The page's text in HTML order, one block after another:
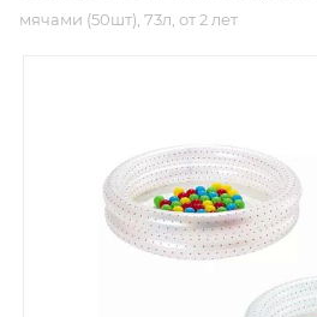
мячами (50шт), 73л, от 2 лет